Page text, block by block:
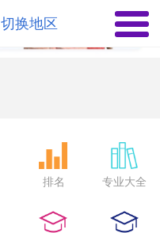
✕
切换地区
排名 专业大全